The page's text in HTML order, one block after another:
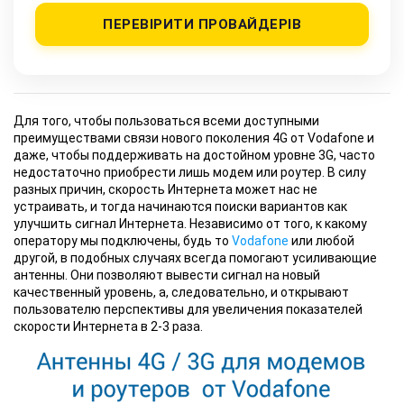
ПЕРЕВІРИТИ ПРОВАЙДЕРІВ
Для того, чтобы пользоваться всеми доступными
преимуществами связи нового поколения 4G от Vodafone и
даже, чтобы поддерживать на достойном уровне 3G, часто
недостаточно приобрести лишь модем или роутер. В силу
разных причин, скорость Интернета может нас не
устраивать, и тогда начинаются поиски вариантов как
улучшить сигнал Интернета. Независимо от того, к какому
оператору мы подключены, будь то Vodafone или любой
другой, в подобных случаях всегда помогают усиливающие
антенны. Они позволяют вывести сигнал на новый
качественный уровень, а, следовательно, и открывают
пользователю перспективы для увеличения показателей
скорости Интернета в 2-3 раза.